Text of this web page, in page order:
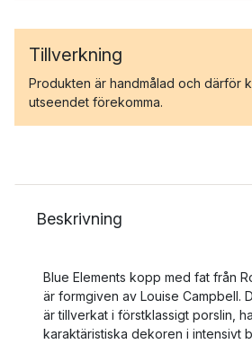
Tillverkning
Produkten är handmålad och därför
utseendet förekomma.
Beskrivning
Blue Elements kopp med fat från
är formgiven av Louise Campbell.
är tillverkat i förstklassigt porslin,
karaktäristiska dekoren i intensivt